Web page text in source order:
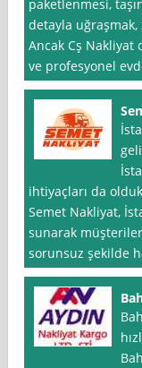
paketlenmesi,
detayla
Ancak Cş Nakliyat
ve profesyonel
ihtiyaçları da
Semet Nakliyat,
sunarak
sorunsuz şekilde